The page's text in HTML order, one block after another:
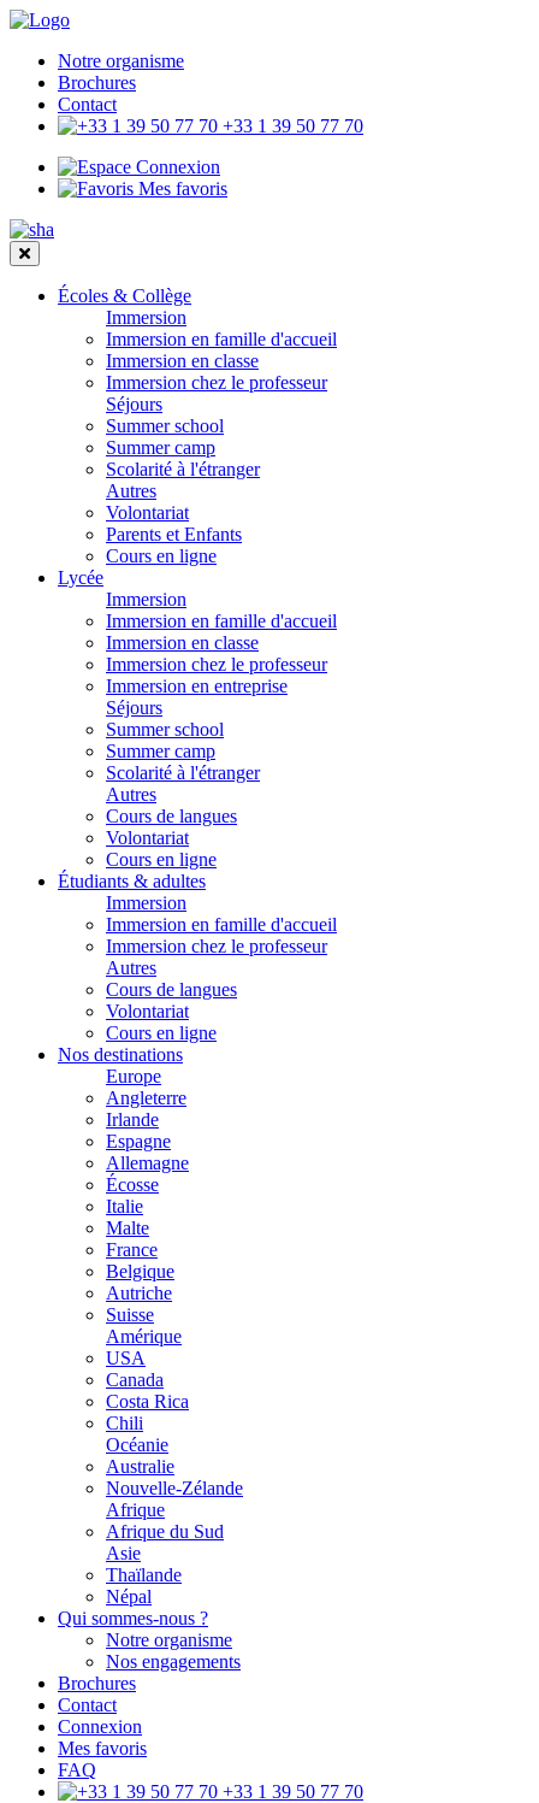
Notre organisme
Brochures
Contact
+33 1 39 50 77 70
Connexion
Mes favoris
Écoles & Collège
Immersion
Immersion en famille d'accueil
Immersion en classe
Immersion chez le professeur
Séjours
Summer school
Summer camp
Scolarité à l'étranger
Autres
Volontariat
Parents et Enfants
Cours en ligne
Lycée
Immersion
Immersion en famille d'accueil
Immersion en classe
Immersion chez le professeur
Immersion en entreprise
Séjours
Summer school
Summer camp
Scolarité à l'étranger
Autres
Cours de langues
Volontariat
Cours en ligne
Étudiants & adultes
Immersion
Immersion en famille d'accueil
Immersion chez le professeur
Autres
Cours de langues
Volontariat
Cours en ligne
Nos destinations
Europe
Angleterre
Irlande
Espagne
Allemagne
Écosse
Italie
Malte
France
Belgique
Autriche
Suisse
Amérique
USA
Canada
Costa Rica
Chili
Océanie
Australie
Nouvelle-Zélande
Afrique
Afrique du Sud
Asie
Thaïlande
Népal
Qui sommes-nous ?
Notre organisme
Nos engagements
Brochures
Contact
Connexion
Mes favoris
FAQ
+33 1 39 50 77 70